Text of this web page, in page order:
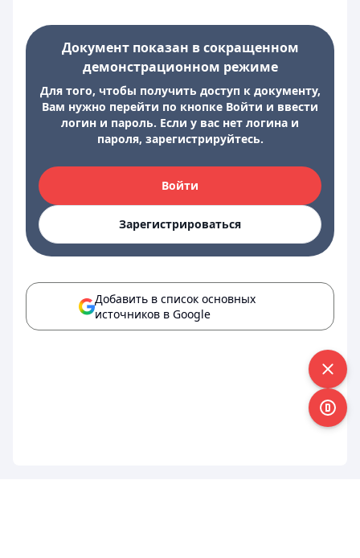
Документ показан в сокращенном
демонстрационном режиме
Для того, чтобы получить доступ к документу,
Вам нужно перейти по кнопке Войти и ввести
логин и пароль. Если у вас нет логина и
пароля, зарегистрируйтесь.
Войти
Зарегистрироваться
Добавить в список основных
источников в Google